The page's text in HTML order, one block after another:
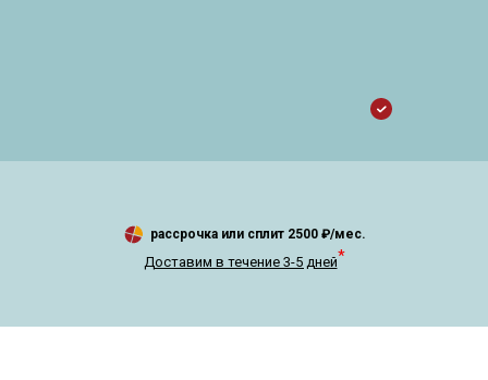
рассрочка или сплит 2500₽/мес.
Доставим в течение 3-5 дней*